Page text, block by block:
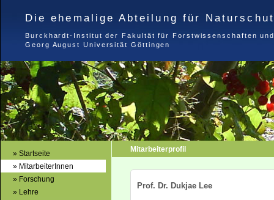
Die ehemalige Abteilung für
Burckhardt-Institut der Fakultät für Forstwissenschaften
Georg August Universität Göttingen
» Startseite
» MitarbeiterInnen
» Forschung
» Lehre
Mitarbeiterprofil
Prof. Dr. Dukjae Lee